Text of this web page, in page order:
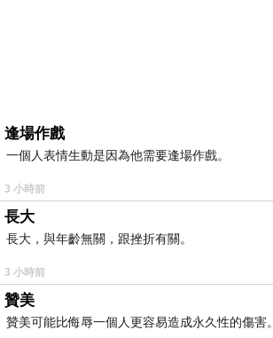
逢場作戲
一個人表情生動是因為他需要逢場作戲。
3 小時前
長大
長大，與年齡無關，跟挫折有關。
3 小時前
贊美
贊美可能比侮辱一個人更容易造成永久性的傷害。